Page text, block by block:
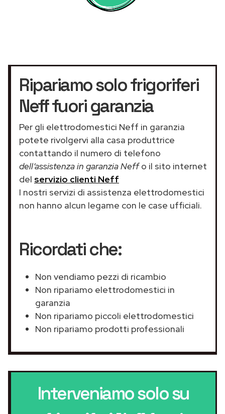
Ripariamo solo frigoriferi
Neff fuori garanzia
Per gli elettrodomestici Neff in garanzia
potete rivolgervi alla casa produttrice
contattando il numero di telefono
dell’assistenza in garanzia Neffo il sito internet
del servizio clienti Neff
I nostri servizi di assistenza elettrodomestici
non hanno alcun legame con le case ufficiali.
Ricordati che:
Non vendiamo pezzi di ricambio
Non ripariamo elettrodomestici in
garanzia
Non ripariamo piccoli elettrodomestici
Non ripariamo prodotti professionali
Interveniamo solo su